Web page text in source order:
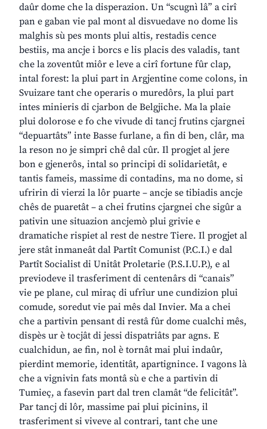
daûr dome che la disperazion. Un “scugnì lâ” a cirî
pan e gaban vie pal mont al disvuedave no dome lis
malghis sù pes monts plui altis, restadis cence
bestiis, ma ancje i borcs e lis placis des valadis, tant
che la zoventût miôr e leve a cirî fortune fûr clap,
intal forest: la plui part in Argjentine come colons, in
Svuizare tant che operaris o muredôrs, la plui part
intes minieris di cjarbon de Belgjiche. Ma la plaie
plui dolorose e fo che vivude di tancj frutins cjargnei
“depuartâts” inte Basse furlane, a fin di ben, clâr, ma
la reson no je simpri chê dal cûr. Il progjet al jere
bon e gjenerôs, intal so principi di solidarietât, e
tantis fameis, massime di contadins, ma no dome, si
ufririn di vierzi la lôr puarte – ancje se tibiadis ancje
chês de puaretât – a chei frutins cjargnei che sigûr a
pativin une situazion ancjemò plui grivie e
dramatiche rispiet al rest de nestre Tiere. Il progjet al
jere stât inmaneât dal Partît Comunist (P.C.I.) e dal
Partît Socialist di Unitât Proletarie (P.S.I.U.P.), e al
previodeve il trasferiment di centenârs di “canais”
vie pe plane, cul miraç di ufrîur une cundizion plui
comude, soredut vie pai mês dal Invier. Ma a chei
che a partivin pensant di restâ fûr dome cualchi mês,
dispès ur è tocjât di jessi dispatriâts par agns. E
cualchidun, ae fin, nol è tornât mai plui indaûr,
pierdint memorie, identitât, apartignince. I vagons là
che a vignivin fats montâ sù e che a partivin di
Tumieç, a fasevin part dal tren clamât “de felicitât”.
Par tancj di lôr, massime pai plui picinins, il
trasferiment si viveve al contrari, tant che une